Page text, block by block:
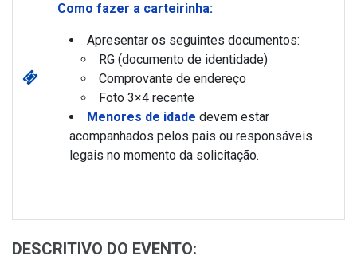
Como fazer a carteirinha:
Apresentar os seguintes documentos:
RG (documento de identidade)
Comprovante de endereço
Foto 3×4 recente
Menores de idade devem estar
acompanhados pelos pais ou responsáveis
legais no momento da solicitação.
DESCRITIVO DO EVENTO: